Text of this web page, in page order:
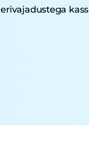
erivajadustega